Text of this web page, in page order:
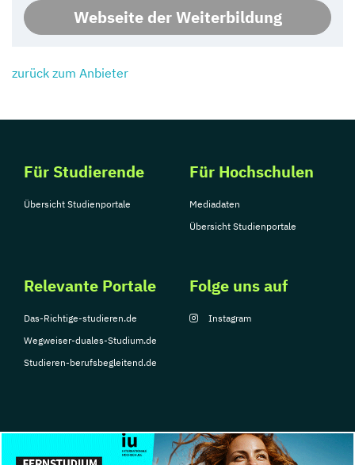
Webseite der Weiterbildung
zurück zum Anbieter
Für Studierende
Übersicht Studienportale
Für Hochschulen
Mediadaten
Übersicht Studienportale
Relevante Portale
Das-Richtige-studieren.de
Wegweiser-duales-Studium.de
Studieren-berufsbegleitend.de
Folge uns auf
Instagram